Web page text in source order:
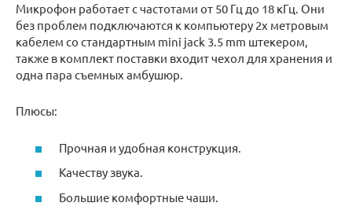
Микрофон работает с частотами от 50 Гц до 18 кГц. Они
без проблем подключаются к компьютеру 2х метровым
кабелем со стандартным mini jack 3.5 mm штекером,
также в комплект поставки входит чехол для хранения и
одна пара съемных амбушюр.
Плюсы:
Прочная и удобная конструкция.
Качеству звука.
Большие комфортные чаши.